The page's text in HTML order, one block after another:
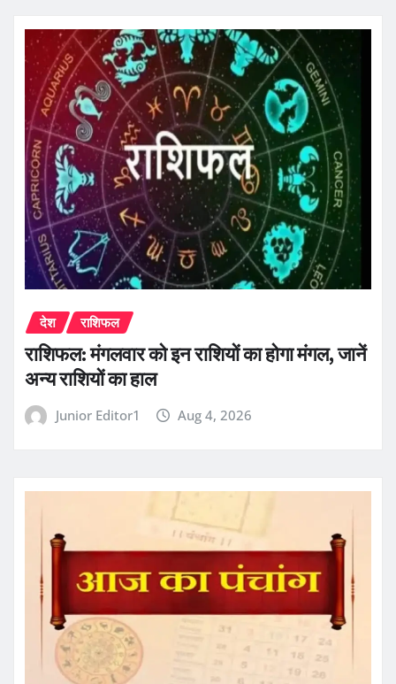
देश राशिफल
राशिफल: मंगलवार को इन राशियों का होगा मंगल, जानें
अन्य राशियों का हाल
Junior Editor1 Aug 4, 2026